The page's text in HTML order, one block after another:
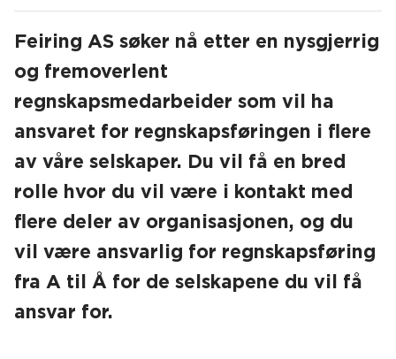
Søk
Feiring AS søker nå etter en nysgjerrig
og fremoverlent
regnskapsmedarbeider som vil ha
ansvaret for regnskapsføringen i flere
av våre selskaper. Du vil få en bred
rolle hvor du vil være i kontakt med
flere deler av organisasjonen, og du
vil være ansvarlig for regnskapsføring
fra A til Å for de selskapene du vil få
ansvar for.